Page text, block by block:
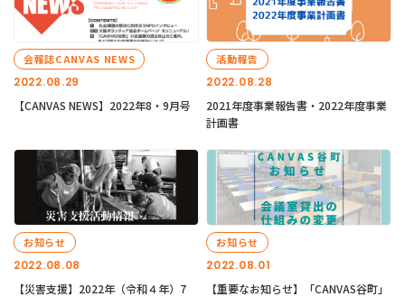
2022.08.29
会報誌CANVAS NEWS
【CANVAS NEWS】2022年8・9月号
2022.08.28
活動報告
2021年度事業報告書・2022年度事業
計画書
2022.08.08
お知らせ
【災害支援】2022年（令和４年）7
2022.08.01
お知らせ
【重要なお知らせ】「CANVAS谷町」